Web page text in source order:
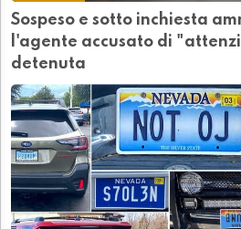
Sospeso e sotto inchiesta
l'agente accusato di
detenuta